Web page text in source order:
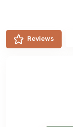
Reviews